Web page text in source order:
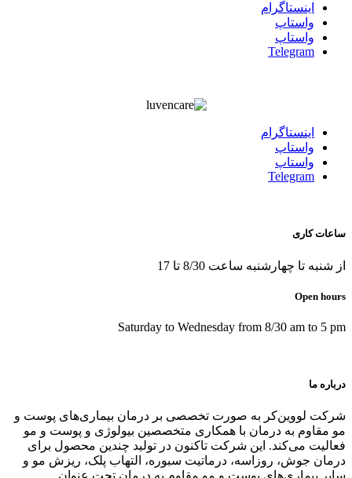
اينستاگرام
واستاپ
واستاپ
Telegram
اينستاگرام
واستاپ
واستاپ
Telegram
ساعات کاری
از شنبه تا چهارشنبه ساعت 8/30 تا 17
Open hours
Saturday to Wednesday from 8/30 am to 5 pm
درباره ما
شرکت لووین‌کر به صورت تخصصی بر درمان بیماری‌های پوست و
مو مقاوم به درمان با همکاری متخصصین بیولوژی و پوست و مو
فعالیت می‌کند. این شرکت تاکنون در توليد چندین محصول برای
درمان جوش، روزاسه، درماتيت سبوره، التهاب پلک، ریزش مو و